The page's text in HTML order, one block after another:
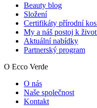
Beauty blog
Složení
Certifikáty přírodní
My a náš postoj k
Aktuální nabídky
Partnerský program
O Ecco Verde
O nás
Naše společnost
Kontakt